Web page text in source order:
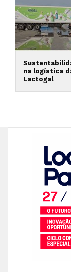
na logística
Lactogal